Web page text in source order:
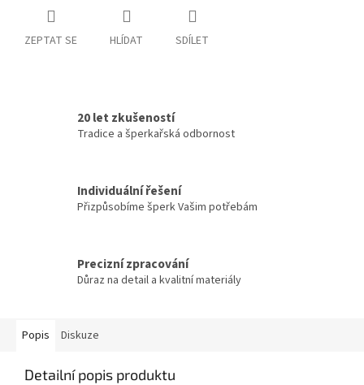
ZEPTAT SE HLÍDAT SDÍLET
20 let zkušeností
Tradice a šperkařská odbornost
Individuální řešení
Přizpůsobíme šperk Vašim potřebám
Precizní zpracování
Důraz na detail a kvalitní materiály
Popis Diskuze
Detailní popis produktu